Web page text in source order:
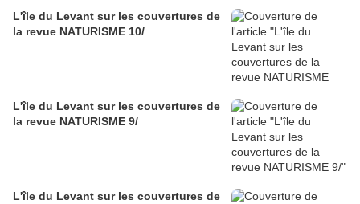
L'île du Levant sur les couvertures de
la revue NATURISME 10/
L'île du Levant sur les couvertures de
la revue NATURISME 9/
L'île du Levant sur les couvertures de